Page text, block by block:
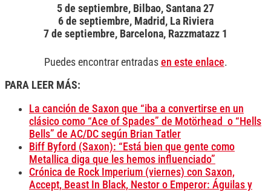
5 de septiembre, Bilbao, Santana 27
6 de septiembre, Madrid, La Riviera
7 de septiembre, Barcelona, Razzmatazz 1
Puedes encontrar entradas en este enlace.
PARA LEER MÁS:
La canción de Saxon que “iba a convertirse en un
clásico como “Ace of Spades” de Motörhead o “Hells
Bells” de AC/DC según Brian Tatler
Biff Byford (Saxon): “Está bien que gente como
Metallica diga que les hemos influenciado”
Crónica de Rock Imperium (viernes) con Saxon,
Accept, Beast In Black, Nestor o Emperor: Águilas y